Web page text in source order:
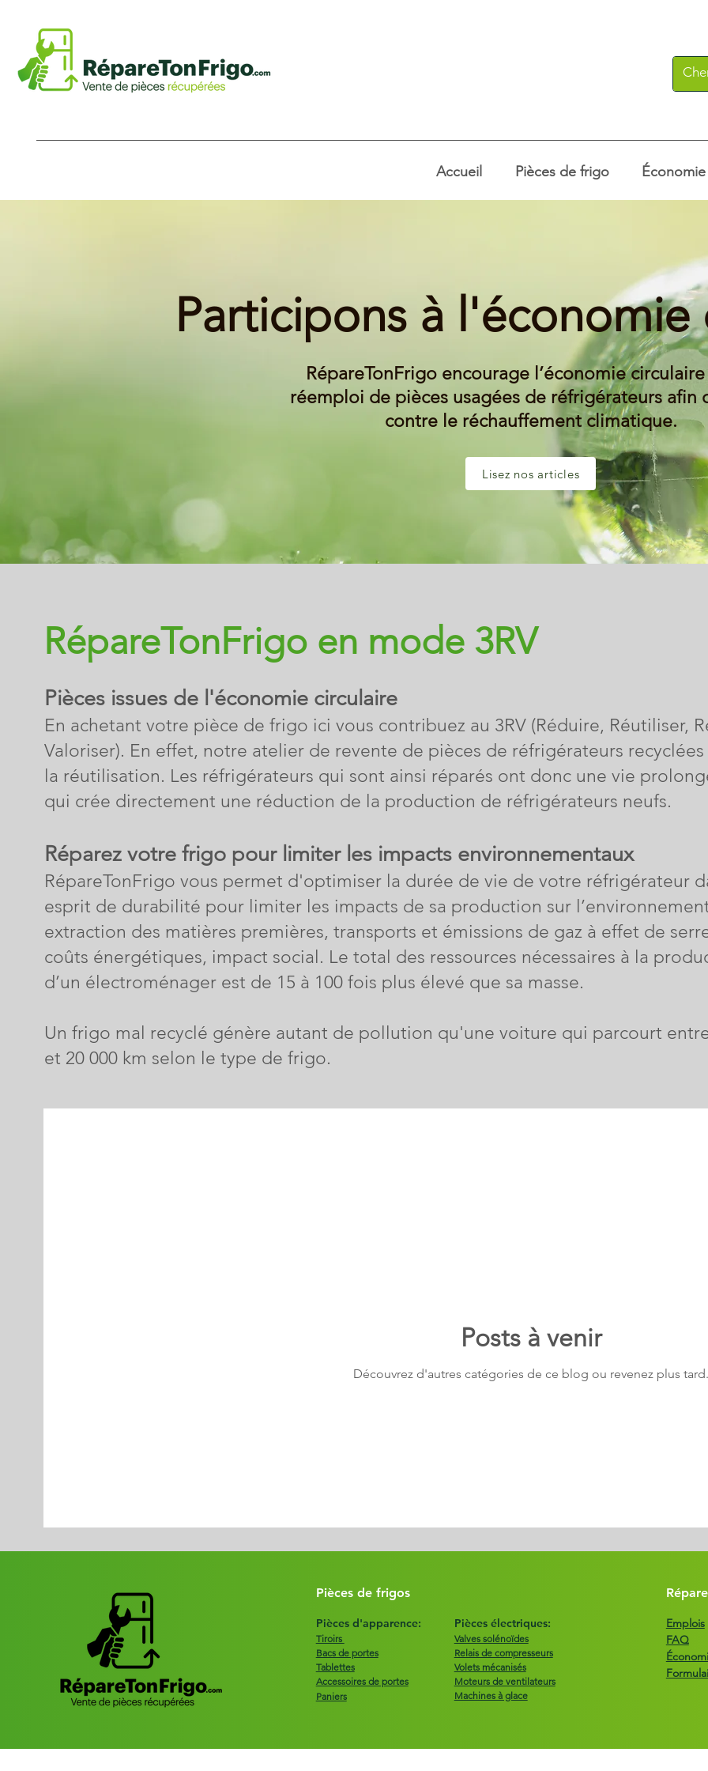
Accueil Pièces de frigo
Participons à l'économie
RépareTonFrigo encourage l’économie
réemploi de pièces usagées de réfrigérateurs afin
contre le réchauffement climatique.
Lisez nos articles
RépareTonFrigo en mode 3RV
Pièces issues de l'économie circulaire
En achetant votre pièce de frigo ici vous contribuez au 3RV (Réduire, Réutiliser,
Valoriser). En effet, notre atelier de revente de pièces de réfrigérateurs
la réutilisation. Les réfrigérateurs qui sont ainsi réparés ont donc une vie
qui crée directement une réduction de la production de réfrigérateurs neufs.
Réparez votre frigo pour limiter les impacts environnementaux
RépareTonFrigo vous permet d'optimiser la durée de vie de votre réfrigérateur
esprit de durabilité pour limiter les impacts de sa production sur
extraction des matières premières, transports et émissions de gaz à effet de
coûts énergétiques, impact social. Le total des ressources nécessaires à la
d’un électroménager est de 15 à 100 fois plus élevé que sa masse.
Un frigo mal recyclé génère autant de pollution qu'une voiture qui parcourt
et 20 000 km selon le type de frigo.
Posts à venir
Découvrez d'autres catégories de ce blog ou revenez plus tard.
Pièces de frigos
Pièces d'apparence:
Tiroirs
Bacs de portes
Tablettes
Accessoires de portes
Paniers
Pièces électriques:
Valves solénoïdes
Relais de compresseurs
Volets mécanisés
Moteurs de ventilateurs
Machines à glace
Emplois
FAQ